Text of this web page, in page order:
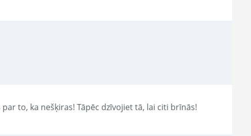
to, ka nešķiras! Tāpēc dzīvojiet tā, lai citi brīnās!